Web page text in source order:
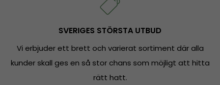
SVERIGES STÖRSTA UTBUD
Vi erbjuder ett brett och varierat sortiment där alla
kunder skall ges en så stor chans som möjligt att hitta
rätt hatt.